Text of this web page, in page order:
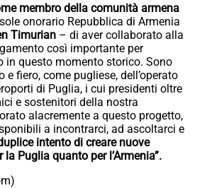
membro della comunità armena
onorario Repubblica di Armenia
Timurian – di aver collaborato alla
così importante per
in questo momento storico. Sono
fiero, come pugliese, dell’operato
di Puglia, i cui presidenti oltre
e sostenitori della nostra
alacremente a questo progetto,
a incontrarci, ad ascoltarci e
intento di creare nuove
Puglia quanto per l’Armenia”.